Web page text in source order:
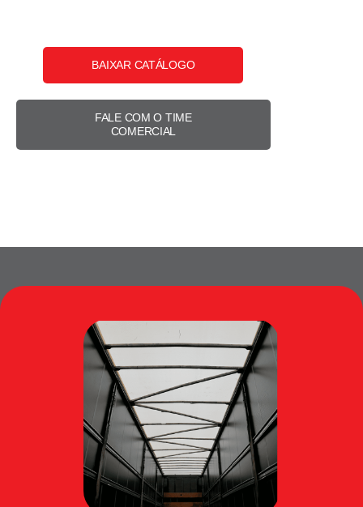
BAIXAR CATÁLOGO
FALE COM O TIME
COMERCIAL